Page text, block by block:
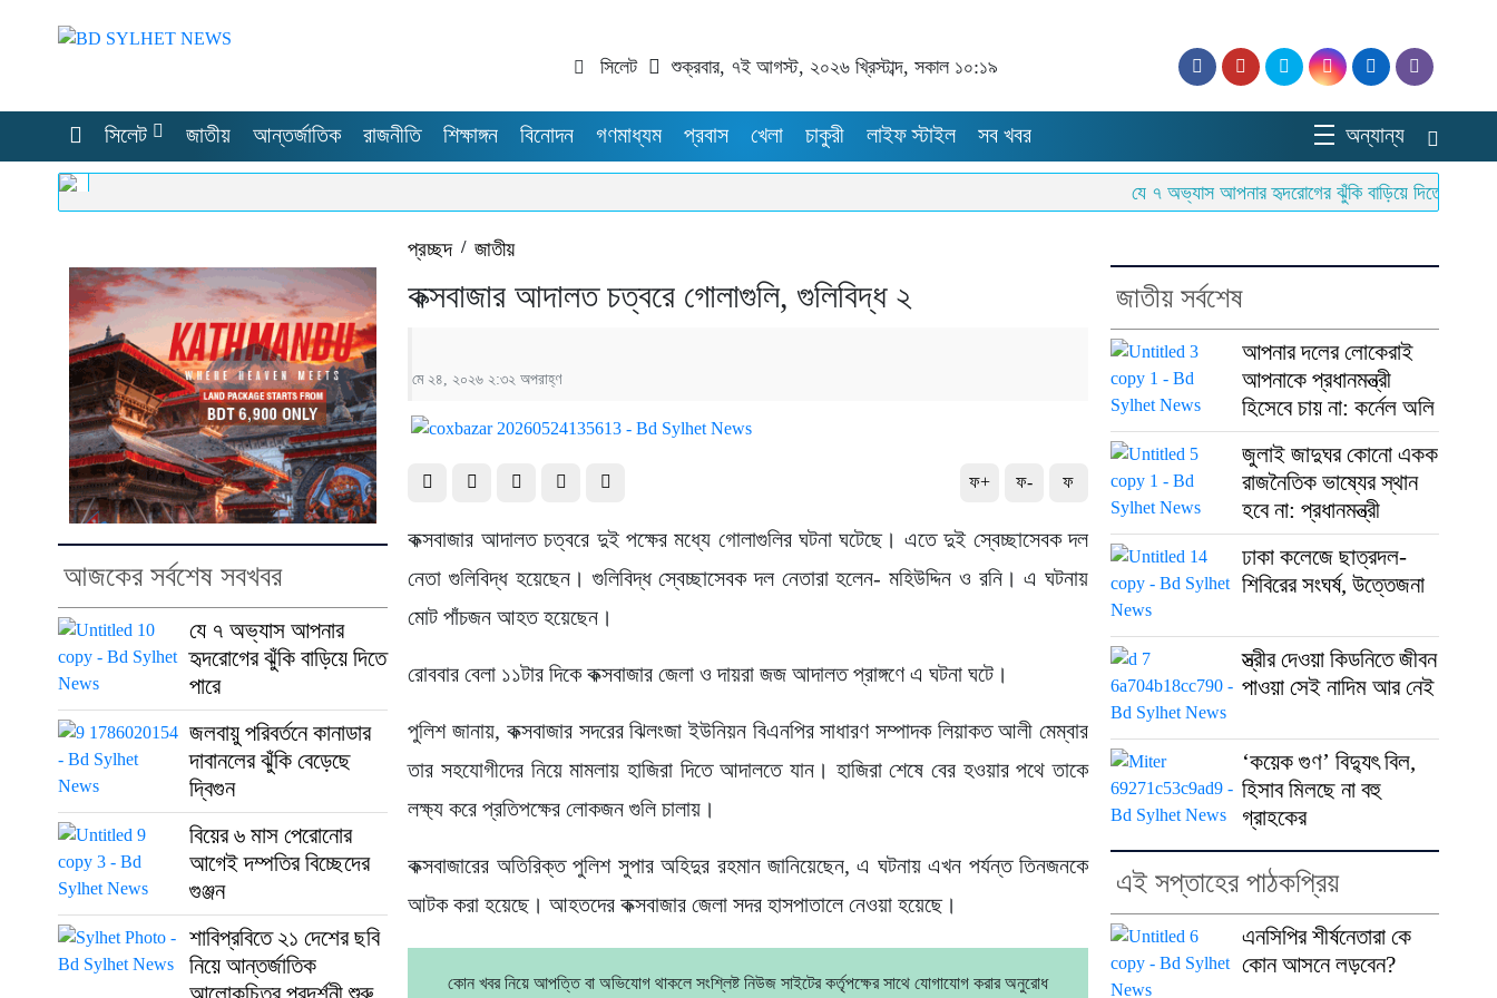
সিলেট শুক্রবার, ৭ই আগস্ট, ২০২৬ খ্রিস্টাব্দ, সকাল ১০:১৯
সিলেট জাতীয় আন্তর্জাতিক রাজনীতি শিক্ষাঙ্গন বিনোদন গণমাধ্যম প্রবাস খেলা চাকুরী লাইফ স্টাইল সব খবর অন্যান্য
যে ৭ অভ্যাস আপনার হৃদরোগের ঝুঁকি বাড়িয়ে দিতে পারে
আজকের সর্বশেষ সবখবর
যে ৭ অভ্যাস আপনার
হৃদরোগের ঝুঁকি বাড়িয়ে দিতে
পারে
জলবায়ু পরিবর্তনে কানাডার
দাবানলের ঝুঁকি বেড়েছে
দ্বিগুন
বিয়ের ৬ মাস পেরোনোর
আগেই দম্পতির বিচ্ছেদের
গুঞ্জন
শাবিপ্রবিতে ২১ দেশের ছবি
নিয়ে আন্তর্জাতিক
প্রচ্ছদ/জাতীয়
কক্সবাজার আদালত চত্বরে গোলাগুলি, গুলিবিদ্ধ ২
মে ২৪, ২০২৬ ২:৩২ অপরাহ্ণ
ফ+ ফ- ফ
কক্সবাজার আদালত চত্বরে দুই পক্ষের মধ্যে গোলাগুলির ঘটনা ঘটেছে। এতে দুই স্বেচ্ছাসেবক দল
নেতা গুলিবিদ্ধ হয়েছেন। গুলিবিদ্ধ স্বেচ্ছাসেবক দল নেতারা হলেন- মহিউদ্দিন ও রনি। এ ঘটনায়
মোট পাঁচজন আহত হয়েছেন।
রোববার বেলা ১১টার দিকে কক্সবাজার জেলা ও দায়রা জজ আদালত প্রাঙ্গণে এ ঘটনা ঘটে।
পুলিশ জানায়, কক্সবাজার সদরের ঝিলংজা ইউনিয়ন বিএনপির সাধারণ সম্পাদক লিয়াকত আলী মেম্বার
তার সহযোগীদের নিয়ে মামলায় হাজিরা দিতে আদালতে যান। হাজিরা শেষে বের হওয়ার পথে তাকে
লক্ষ্য করে প্রতিপক্ষের লোকজন গুলি চালায়।
কক্সবাজারের অতিরিক্ত পুলিশ সুপার অহিদুর রহমান জানিয়েছেন, এ ঘটনায় এখন পর্যন্ত তিনজনকে
আটক করা হয়েছে। আহতদের কক্সবাজার জেলা সদর হাসপাতালে নেওয়া হয়েছে।
কোন খবর নিয়ে আপত্তি বা অভিযোগ থাকলে সংশ্লিষ্ট নিউজ সাইটের কর্তৃপক্ষের সাথে যোগাযোগ করার অনুরোধ
জাতীয় সর্বশেষ
আপনার দলের লোকেরাই
আপনাকে প্রধানমন্ত্রী
হিসেবে চায় না: কর্নেল অলি
জুলাই জাদুঘর কোনো একক
রাজনৈতিক ভাষ্যের স্থান
হবে না: প্রধানমন্ত্রী
ঢাকা কলেজে ছাত্রদল-
শিবিরের সংঘর্ষ, উত্তেজনা
স্ত্রীর দেওয়া কিডনিতে জীবন
পাওয়া সেই নাদিম আর নেই
‘কয়েক গুণ’ বিদ্যুৎ বিল,
হিসাব মিলছে না বহু
গ্রাহকের
এই সপ্তাহের পাঠকপ্রিয়
এনসিপির শীর্ষনেতারা কে
কোন আসনে লড়বেন?